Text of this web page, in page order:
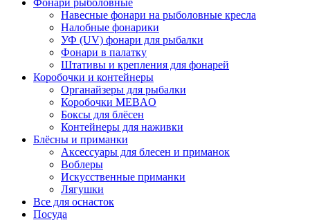
Навесные фонари на рыболовные кресла
Налобные фонарики
УФ (UV) фонари для рыбалки
Фонари в палатку
Штативы и крепления для фонарей
Коробочки и контейнеры
Органайзеры для рыбалки
Коробочки MEBAO
Боксы для блёсен
Контейнеры для наживки
Блёсны и приманки
Аксессуары для блесен и приманок
Воблеры
Искусственные приманки
Лягушки
Все для оснасток
Посуда